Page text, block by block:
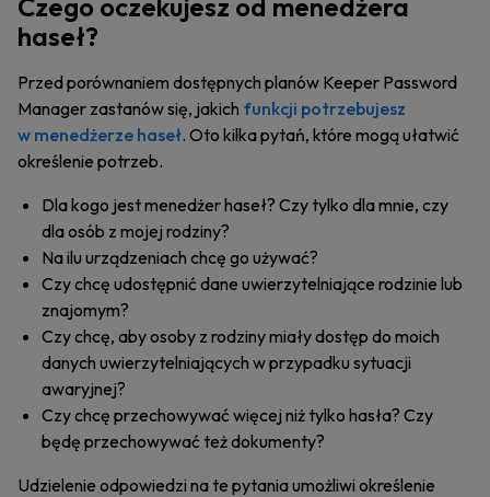
Czego oczekujesz od menedżera
haseł?
Przed porównaniem dostępnych planów Keeper Password
Manager zastanów się, jakich funkcji potrzebujesz
w menedżerze haseł. Oto kilka pytań, które mogą ułatwić
określenie potrzeb.
Dla kogo jest menedżer haseł? Czy tylko dla mnie, czy
dla osób z mojej rodziny?
Na ilu urządzeniach chcę go używać?
Czy chcę udostępnić dane uwierzytelniające rodzinie lub
znajomym?
Czy chcę, aby osoby z rodziny miały dostęp do moich
danych uwierzytelniających w przypadku sytuacji
awaryjnej?
Czy chcę przechowywać więcej niż tylko hasła? Czy
będę przechowywać też dokumenty?
Udzielenie odpowiedzi na te pytania umożliwi określenie